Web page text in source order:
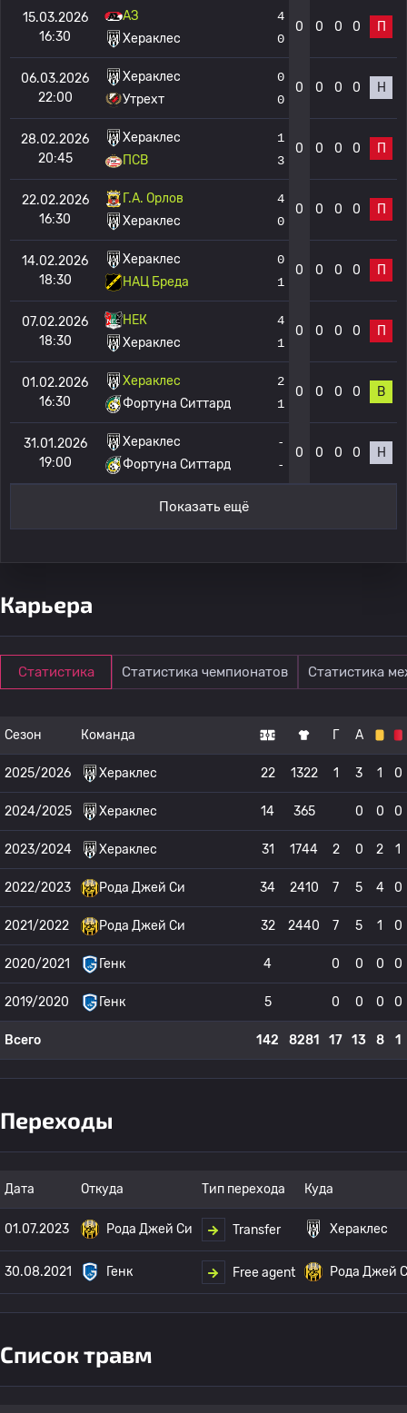
15.03.2026
16:30
АЗ
Хераклес
4
0
0 0 0 0 П
06.03.2026
22:00
Хераклес
Утрехт
0
0
0 0 0 0 Н
28.02.2026
20:45
Хераклес
ПСВ
1
3
0 0 0 0 П
22.02.2026
16:30
Г.А. Орлов
Хераклес
4
0
0 0 0 0 П
14.02.2026
18:30
Хераклес
НАЦ Бреда
0
1
0 0 0 0 П
07.02.2026
18:30
НЕК
Хераклес
4
1
0 0 0 0 П
01.02.2026
16:30
Хераклес
Фортуна Ситтард
2
1
0 0 0 0 В
31.01.2026
19:00
Хераклес
Фортуна Ситтард
-
-
0 0 0 0 Н
Показать ещё
Карьера
Статистика Статистика чемпионатов Статистика
Сезон Команда Г А
2025/2026 Хераклес 22 1322 1 3 1 0
2024/2025 Хераклес 14 365 0 0 0
2023/2024 Хераклес 31 1744 2 0 2 1
2022/2023 Рода Джей Си 34 2410 7 5 4 0
2021/2022 Рода Джей Си 32 2440 7 5 1 0
2020/2021 Генк 4 0 0 0 0
2019/2020 Генк 5 0 0 0 0
Всего 142 8281 17 13 8 1
Переходы
Дата Откуда Тип перехода Куда
01.07.2023 Рода Джей Си Transfer Хераклес
30.08.2021 Генк Free agent Рода Джей
Список травм